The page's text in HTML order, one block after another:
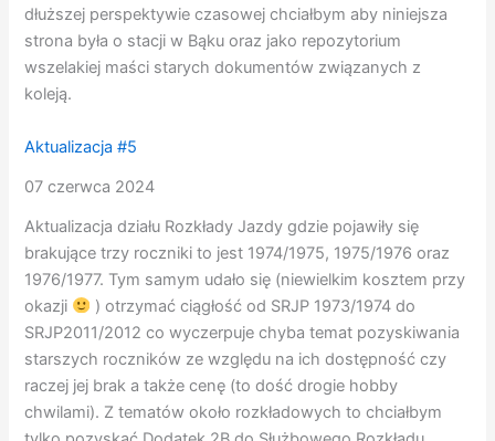
dłuższej perspektywie czasowej chciałbym aby niniejsza
strona była o stacji w Bąku oraz jako repozytorium
wszelakiej maści starych dokumentów związanych z
koleją.
Aktualizacja #5
07 czerwca 2024
Aktualizacja działu Rozkłady Jazdy gdzie pojawiły się
brakujące trzy roczniki to jest 1974/1975, 1975/1976 oraz
1976/1977. Tym samym udało się (niewielkim kosztem przy
okazji
) otrzymać ciągłość od SRJP 1973/1974 do
SRJP2011/2012 co wyczerpuje chyba temat pozyskiwania
starszych roczników ze względu na ich dostępność czy
raczej jej brak a także cenę (to dość drogie hobby
chwilami). Z tematów około rozkładowych to chciałbym